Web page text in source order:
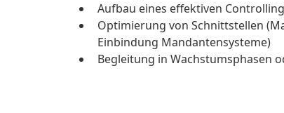
Aufbau eines effektiven
Optimierung von Schnittstellen
Einbindung Mandantensysteme)
Begleitung in Wachstumsphasen